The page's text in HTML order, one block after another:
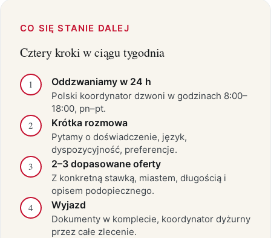
CO SIĘ STANIE DALEJ
Cztery kroki w ciągu tygodnia
1 Oddzwaniamy w 24 h
Polski koordynator dzwoni w godzinach 8:00–
18:00, pn–pt.
2 Krótka rozmowa
Pytamy o doświadczenie, język,
dyspozycyjność, preferencje.
3 2–3 dopasowane oferty
Z konkretną stawką, miastem, długością i
opisem podopiecznego.
4 Wyjazd
Dokumenty w komplecie, koordynator dyżurny
przez całe zlecenie.